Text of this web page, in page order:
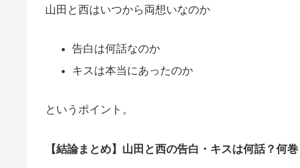
山田と西はいつから両想いなのか
告白は何話なのか
キスは本当にあったのか
というポイント。
【結論まとめ】山田と西の告白・キスは何話？何巻